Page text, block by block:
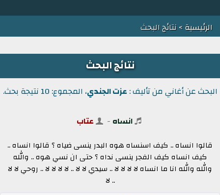
الرئيسية> نتائج البحث
نتائج البحث
البحث عن أغاني من تأليف : عزت الجندي، المجموع: 10 نتيجة بحث.
انساه - عتاب
قالوا انساه .. كيف اسنساه هوه البدر ينسى ضياه ؟ قالوا انساه ..
كيف انساه كيف الفجر ينسى نداه ؟ حتى ان نسي هوه .. والله
والله والله انا ما انساه لا لا لا لا .. سيدي لا لا .. لا لا لا لا .. روحي لا لا
.. لا